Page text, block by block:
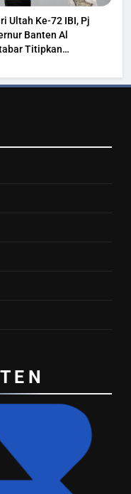
Ultah Ke-72 IBI, Pj
Banten Al
Titipkan
E N